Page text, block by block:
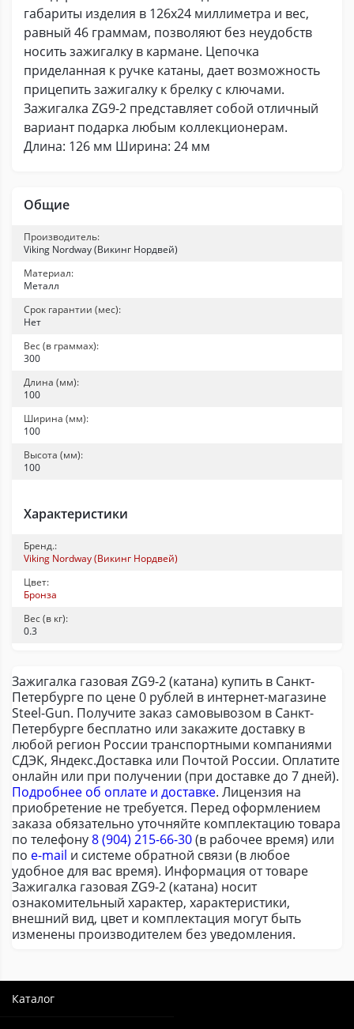
габариты изделия в 126x24 миллиметра и вес,
равный 46 граммам, позволяют без неудобств
носить зажигалку в кармане. Цепочка
приделанная к ручке катаны, дает возможность
прицепить зажигалку к брелку с ключами.
Зажигалка ZG9-2 представляет собой отличный
вариант подарка любым коллекционерам.
Длина: 126 мм Ширина: 24 мм
Общие
Производитель:
Viking Nordway (Викинг Нордвей)
Материал:
Металл
Срок гарантии (мес):
Нет
Вес (в граммах):
300
Длина (мм):
100
Ширина (мм):
100
Высота (мм):
100
Характеристики
Бренд.:
Viking Nordway (Викинг Нордвей)
Цвет:
Бронза
Вес (в кг):
0.3
Зажигалка газовая ZG9-2 (катана) купить в Санкт-
Петербурге по цене 0 рублей в интернет-магазине
Steel-Gun. Получите заказ самовывозом в Санкт-
Петербурге бесплатно или закажите доставку в
любой регион России транспортными компаниями
СДЭК, Яндекс.Доставка или Почтой России. Оплатите
онлайн или при получении (при доставке до 7 дней).
Подробнее об оплате и доставке. Лицензия на
приобретение не требуется. Перед оформлением
заказа обязательно уточняйте комплектацию товара
по телефону8 (904) 215-66-30(в рабочее время) или
по e-mail и системе обратной связи (в любое
удобное для вас время). Информация от товаре
Зажигалка газовая ZG9-2 (катана) носит
ознакомительный характер, характеристики,
внешний вид, цвет и комплектация могут быть
изменены производителем без уведомления.
Каталог